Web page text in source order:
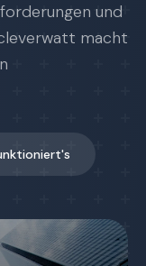
und
macht